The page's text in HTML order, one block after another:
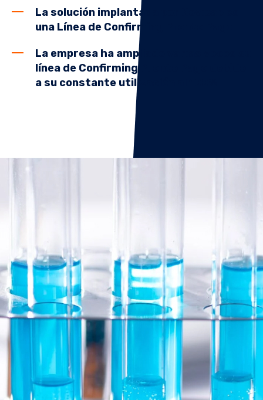
La solución implantada por Novicap es
una Línea de Confirming Pronto Pago
La empresa ha ampliado varias veces su
línea de Confirming Pronto Pago debido
a su constante utilización al 100%